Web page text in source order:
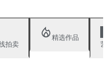
拍卖
精选作品